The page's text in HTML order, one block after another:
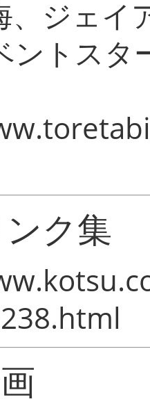
、ジェイ
ントスタ
ク集